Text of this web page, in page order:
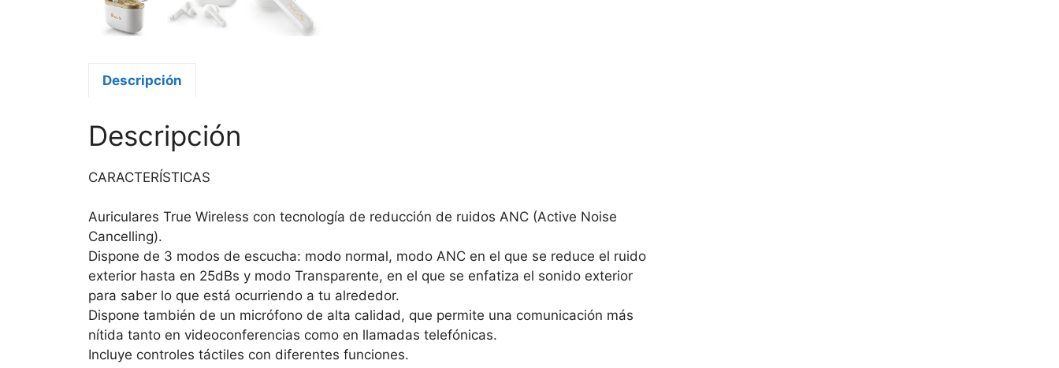
Descripción
Descripción
CARACTERÍSTICAS
Auriculares True Wireless con tecnología de reducción de ruidos ANC (Active Noise
Cancelling).
Dispone de 3 modos de escucha: modo normal, modo ANC en el que se reduce el ruido
exterior hasta en 25dBs y modo Transparente, en el que se enfatiza el sonido exterior
para saber lo que está ocurriendo a tu alrededor.
Dispone también de un micrófono de alta calidad, que permite una comunicación más
nítida tanto en videoconferencias como en llamadas telefónicas.
Incluye controles táctiles con diferentes funciones.